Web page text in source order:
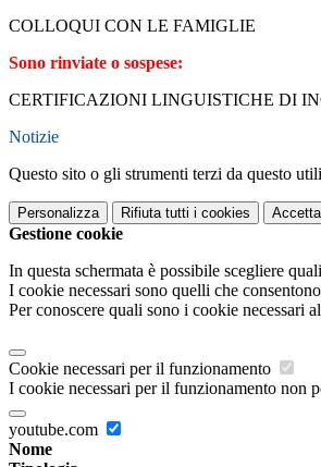
COLLOQUI CON LE FAMIGLIE
Sono rinviate o sospese:
CERTIFICAZIONI LINGUISTICHE DI
Notizie
Questo sito o gli strumenti terzi da questo
Personalizza Rifiuta tutti i cookies
Gestione cookie
In questa schermata è possibile scegliere
I cookie necessari sono quelli che
Per conoscere quali sono i cookie necessari
Cookie necessari per il funzionamento
I cookie necessari per il funzionamento non
youtube.com
Nome